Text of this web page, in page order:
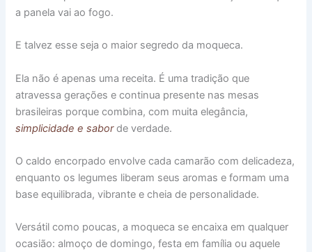
a panela vai ao fogo.
E talvez esse seja o maior segredo da moqueca.
Ela não é apenas uma receita. É uma tradição que
atravessa gerações e continua presente nas mesas
brasileiras porque combina, com muita elegância,
simplicidade e saborde verdade.
O caldo encorpado envolve cada camarão com delicadeza,
enquanto os legumes liberam seus aromas e formam uma
base equilibrada, vibrante e cheia de personalidade.
Versátil como poucas, a moqueca se encaixa em qualquer
ocasião: almoço de domingo, festa em família ou aquele